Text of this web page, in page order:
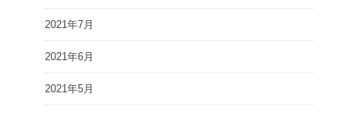
2021年7月
2021年6月
2021年5月